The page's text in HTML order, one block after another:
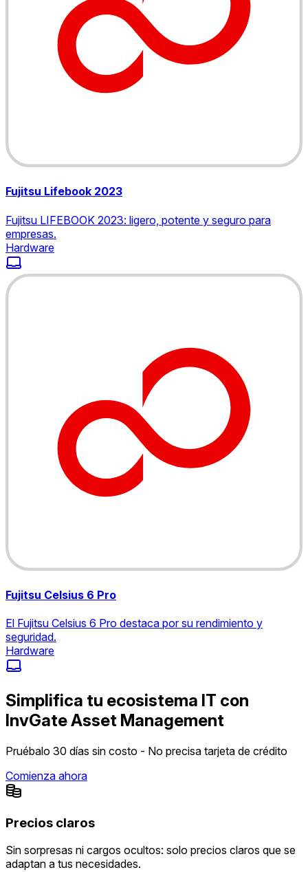
Fujitsu Lifebook 2023
Fujitsu LIFEBOOK 2023: ligero, potente y seguro para
empresas.
Hardware
Fujitsu Celsius 6 Pro
El Fujitsu Celsius 6 Pro destaca por su rendimiento y
seguridad.
Hardware
Simplifica tu ecosistema IT con
InvGate Asset Management
Pruébalo 30 días sin costo - No precisa tarjeta de crédito
Comienza ahora
Precios claros
Sin sorpresas ni cargos ocultos: solo precios claros que se
adaptan a tus necesidades.